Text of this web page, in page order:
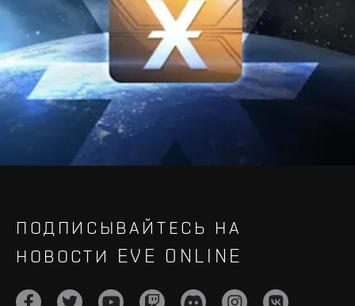
ПОДПИСЫВАЙТЕСЬ НА
НОВОСТИ EVE ONLINE